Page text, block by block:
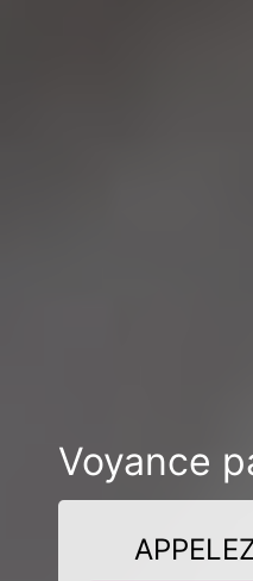
Voyance